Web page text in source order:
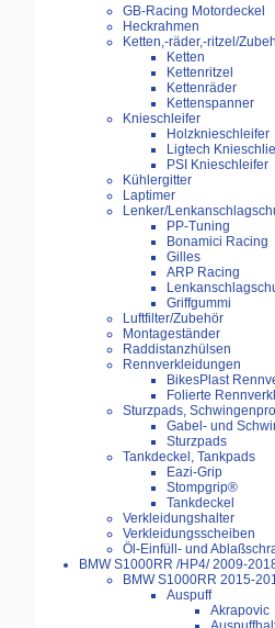
GB-Racing Motordeckel
Heckrahmen
Ketten,-räder,-ritzel/
Ketten
Kettenritzel
Kettenräder
Kettenspanner
Knieschleifer
Holzknieschleifer
Ligtech
PSI Knieschleifer
Kühlergitter
Laptimer
Lenker/
PP-Tuning
Bonamici Racing
Gilles
ARP Racing
Griffgummi
Luftfilter/Zubehör
Montageständer
Raddistanzhülsen
Rennverkleidungen
BikesPlast
Folierte
Sturzpads,
Gabel- und
Sturzpads
Tankdeckel, Tankpads
Eazi-Grip
Stompgrip®
Tankdeckel
Verkleidungshalter
Verkleidungsscheiben
Öl-Einfüll- und
BMW S1000RR /HP4/ 2009-
BMW S1000RR 2015-
Auspuff
Akrapovic